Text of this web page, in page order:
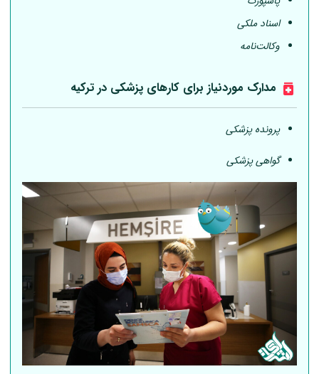
اسناد ملکی
وکالت‌نامه
مدارک موردنیاز برای کارهای پزشکی در ترکیه
پرونده پزشکی
گواهی پزشکی